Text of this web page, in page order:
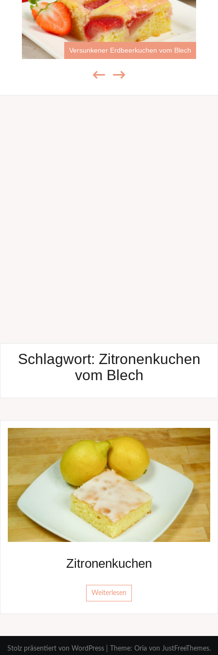
Versunkener Erdbeerkuchen vom Blech
Schlagwort: Zitronenkuchen
vom Blech
Zitronenkuchen
Weiterlesen
Stolz präsentiert von WordPress Theme: Oria von JustFreeThemes.